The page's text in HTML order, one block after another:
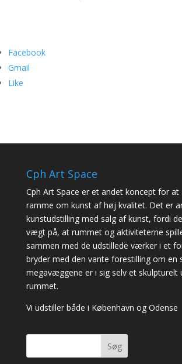
Facebook
Gmail
Like
Cph Art Space
Cph Art Space er et andet koncept for
ramme om kunst af høj kvalitet. Det er
kunstudstilling med salg af kunst, fordi
vægt på, at rummet og aktiviteterne
sammen med de udstillede værker i et
bryder med den vante forestilling om en
megavæggene er i sig selv et skulpturelt
rummet.
Vi udstiller både i København og Odense
Søg